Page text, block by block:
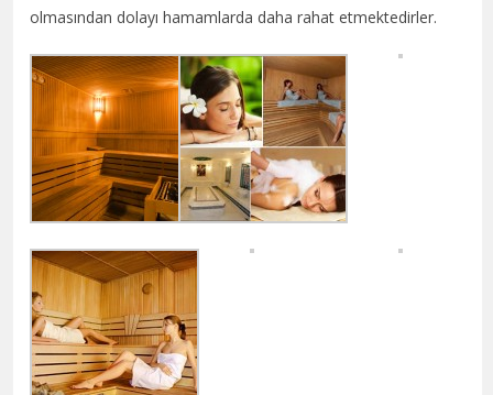
olmasından dolayı hamamlarda daha rahat etmektedirler.